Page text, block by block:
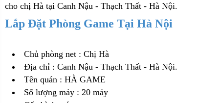
cho chị Hà tại Canh Nậu - Thạch Thất - Hà Nội.
Lắp Đặt Phòng Game Tại Hà Nội
Chủ phòng net : Chị Hà
Địa chỉ : Canh Nậu - Thạch Thất - Hà Nội.
Tên quán : HÀ GAME
Số lượng máy : 20 máy